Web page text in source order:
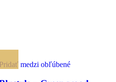
medzi obľúbené